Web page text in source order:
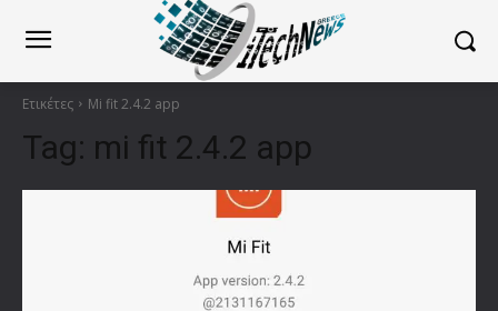
Ετικέτες Mi fit 2.4.2 app
Tag: mi fit 2.4.2 app